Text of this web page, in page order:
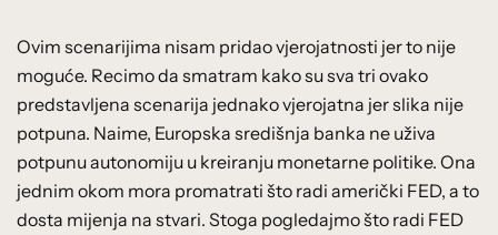
Ovim scenarijima nisam pridao vjerojatnosti jer to nije
moguće. Recimo da smatram kako su sva tri ovako
predstavljena scenarija jednako vjerojatna jer slika nije
potpuna. Naime, Europska središnja banka ne uživa
potpunu autonomiju u kreiranju monetarne politike. Ona
jednim okom mora promatrati što radi američki FED, a to
dosta mijenja na stvari. Stoga pogledajmo što radi FED